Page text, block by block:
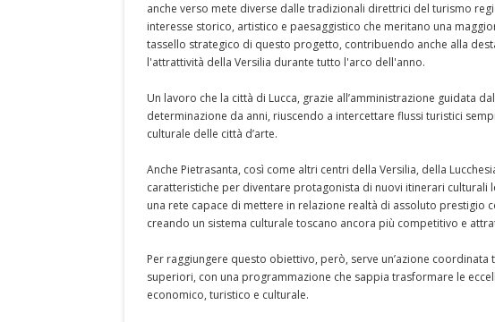
anche verso mete diverse dalle tradizionali direttrici del turismo
interesse storico, artistico e paesaggistico che meritano una
tassello strategico di questo progetto, contribuendo anche alla
l'attrattività della Versilia durante tutto l'arco dell'anno.
Un lavoro che la città di Lucca, grazie all’amministrazione guidata
determinazione da anni, riuscendo a intercettare flussi turistici
culturale delle città d’arte.
Anche Pietrasanta, così come altri centri della Versilia, della
caratteristiche per diventare protagonista di nuovi itinerari culturali
una rete capace di mettere in relazione realtà di assoluto prestigio
creando un sistema culturale toscano ancora più competitivo e
Per raggiungere questo obiettivo, però, serve un’azione
superiori, con una programmazione che sappia trasformare le
economico, turistico e culturale.